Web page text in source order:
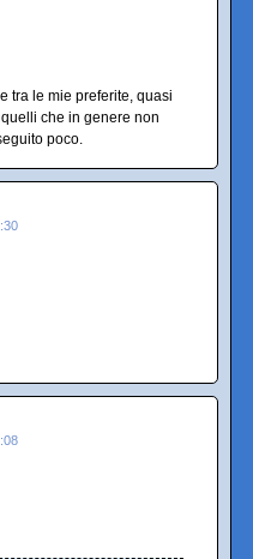
tra le mie preferite, quasi
che in genere non
poco.